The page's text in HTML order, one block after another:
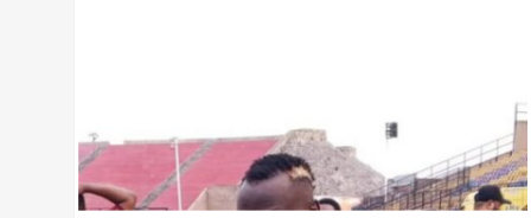
SHABUNDA : La jeunesse plaide
pour la réhabilitation des
infrastructures sportives